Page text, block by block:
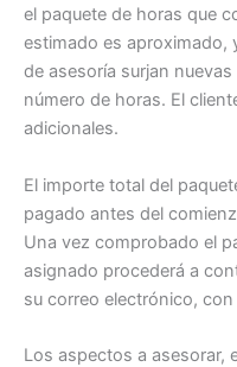
el paquete de horas que
estimado es aproximado,
de asesoría surjan
número de horas. El
adicionales.
El importe total del
pagado antes del
Una vez comprobado el
asignado procederá a
su correo electrónico,
Los aspectos a asesorar,